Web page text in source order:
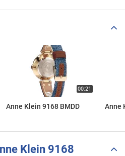
Anne Klein 9168 BMDD Anne
Klein 9168